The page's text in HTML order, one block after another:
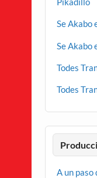
Se Akabo
Se Akabo
Todes
Todes
A un paso